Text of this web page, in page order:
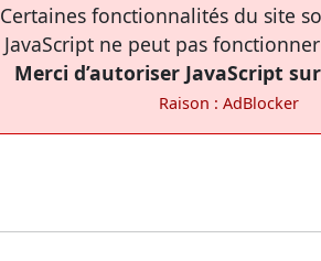
Certaines fonctionnalités du site
JavaScript ne peut pas
Merci d’autoriser JavaScript
Raison : AdBlocker